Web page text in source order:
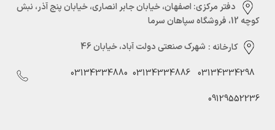
دفتر مرکزی:‌ اصفهان، خیابان جابر انصاری، خیابان پنج آذر، نبش
کوچه 12، فروشگاه سپاهان سرما
کارخانه : شهرک صنعتی دولت آباد، خیابان 46
03134334298
03134334886
03134334880
09129552236